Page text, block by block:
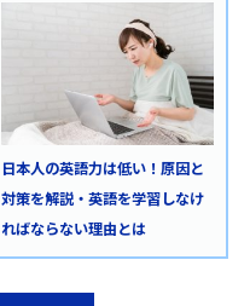
日本人の英語力は低い！原因と
対策を解説・英語を学習しなけ
ればならない理由とは